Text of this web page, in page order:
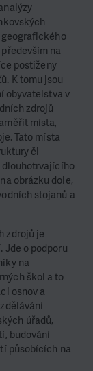
na
postiženy
K tomu jsou
obyvatelstva v
zdrojů
místa,
Tato místa
či
obrázku dole,
stojanů a
zdrojů je
Jde o podporu
na
škol a to
osnov a
úřadů,
budování
působících na